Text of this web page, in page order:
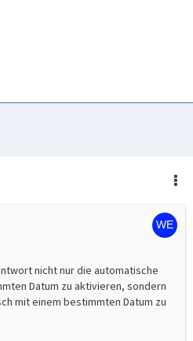
nicht nur die automatische
Datum zu aktivieren, sondern
mit einem bestimmten Datum zu